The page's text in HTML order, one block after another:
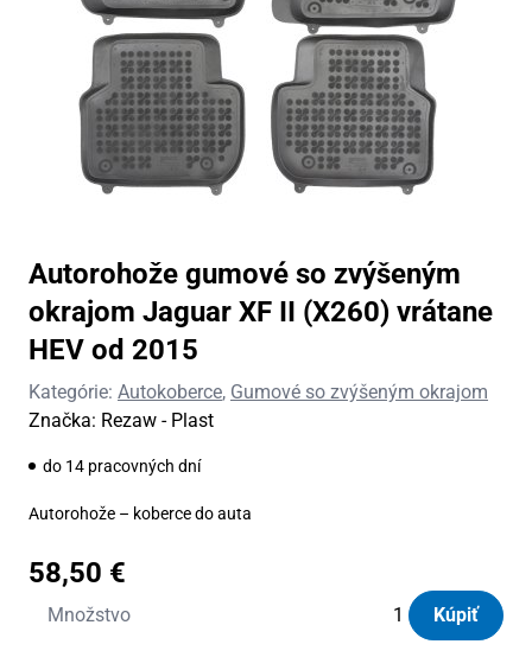
Autorohože gumové so zvýšeným
okrajom Jaguar XF II (X260) vrátane
HEV od 2015
Kategórie: Autokoberce, Gumové so zvýšeným okrajom
Značka: Rezaw - Plast
do 14 pracovných dní
Autorohože – koberce do auta
58,50 €
Množstvo
množstvo
Kúpiť